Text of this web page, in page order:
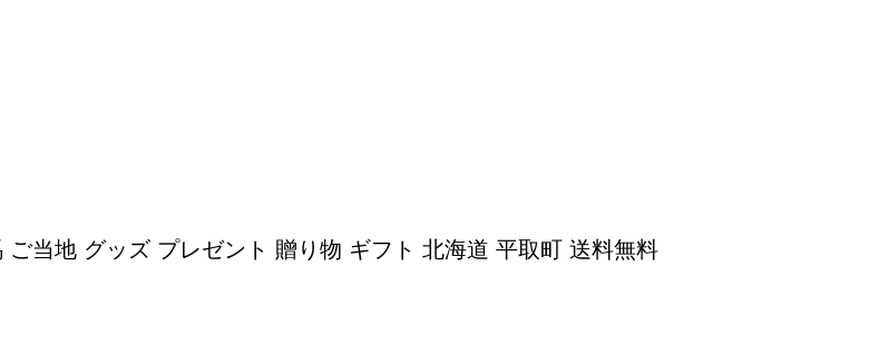
当地 グッズ プレゼント 贈り物 ギフト 北海道 平取町 送料無料